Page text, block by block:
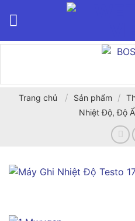
Trang chủ / Sản phẩm /
Nhiệt Độ, Độ